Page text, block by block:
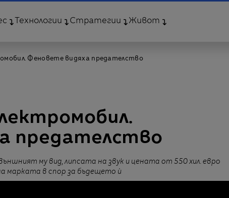
Технологии Стратегии Живот
Феновете видяха предателство
предателство
му вид, липсата на звук и цената от 550 хил. евро
марката в спор за бъдещето ѝ